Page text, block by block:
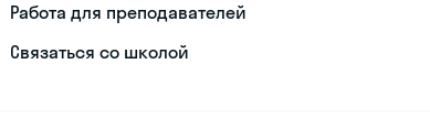
Работа для преподавателей
Связаться со школой